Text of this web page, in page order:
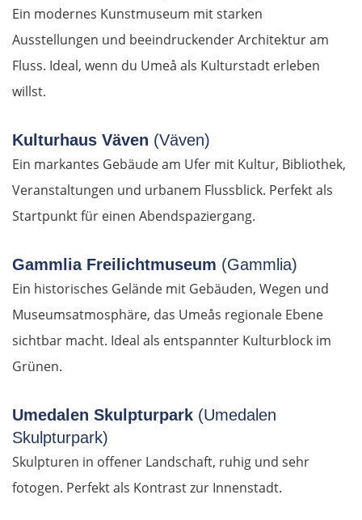
Ein modernes Kunstmuseum mit starken
Ausstellungen und beeindruckender Architektur am
Fluss. Ideal, wenn du Umeå als Kulturstadt erleben
willst.
Kulturhaus Väven (Väven)
Ein markantes Gebäude am Ufer mit Kultur, Bibliothek,
Veranstaltungen und urbanem Flussblick. Perfekt als
Startpunkt für einen Abendspaziergang.
Gammlia Freilichtmuseum (Gammlia)
Ein historisches Gelände mit Gebäuden, Wegen und
Museumsatmosphäre, das Umeås regionale Ebene
sichtbar macht. Ideal als entspannter Kulturblock im
Grünen.
Umedalen Skulpturpark (Umedalen
Skulpturpark)
Skulpturen in offener Landschaft, ruhig und sehr
fotogen. Perfekt als Kontrast zur Innenstadt.
Nitra
Nové Zámky
Esztergom
Budapest
Debrecen
Rumänien Ost
Oradea
Cluj-Napoca
Târnăveni